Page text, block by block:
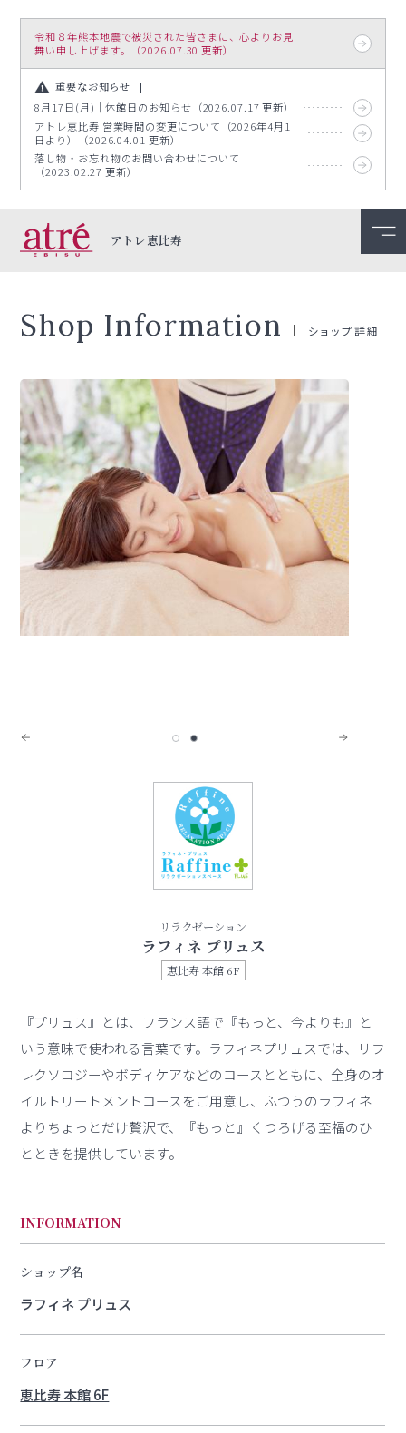
令和８年熊本地震で被災された皆さまに、心よりお見
舞い申し上げます。（2026.07.30 更新）
重要なお知らせ
8月17日(月)｜休館日のお知らせ（2026.07.17 更新）
アトレ恵比寿 営業時間の変更について（2026年4月1
日より）（2026.04.01 更新）
落し物・お忘れ物のお問い合わせについて
（2023.02.27 更新）
アトレ恵比寿
Shop Information ショップ詳細
リラクゼーション
ラフィネ プリュス
恵比寿 本館 6F
『プリュス』とは、フランス語で『もっと、今よりも』と
いう意味で使われる言葉です。ラフィネプリュスでは、リフ
レクソロジーやボディケアなどのコースとともに、全身のオ
イルトリートメントコースをご用意し、ふつうのラフィネ
よりちょっとだけ贅沢で、『もっと』くつろげる至福のひ
とときを提供しています。
INFORMATION
ショップ名
ラフィネ プリュス
フロア
恵比寿 本館 6F